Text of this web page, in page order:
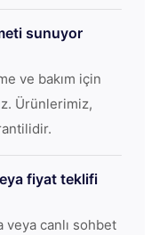
sunuyor
ve bakım için
Ürünlerimiz,
fiyat teklifi
canlı sohbet